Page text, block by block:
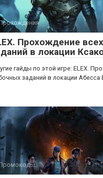
Прохождение
в локации
гайды по этой игре: ELEX.
заданий в локации Абесса